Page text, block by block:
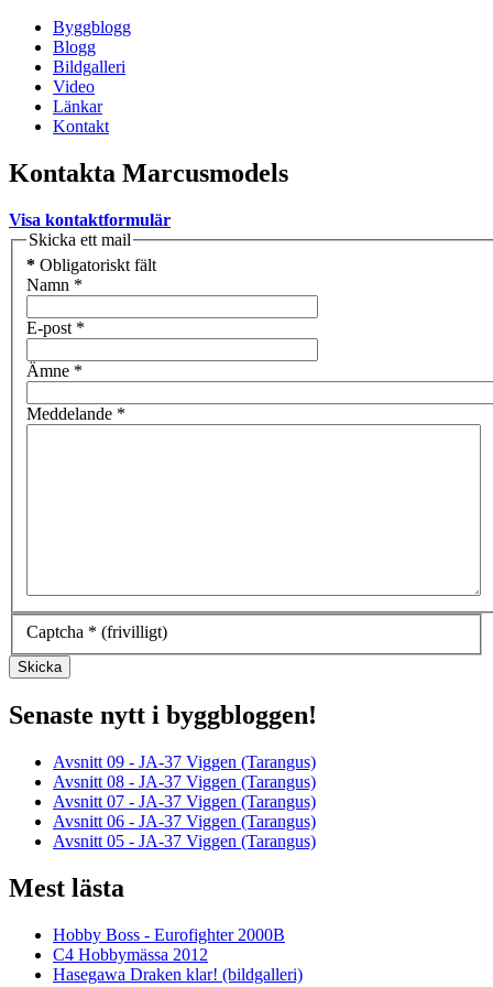
Byggblogg
Blogg
Bildgalleri
Video
Länkar
Kontakt
Kontakta Marcusmodels
Visa kontaktformulär
Skicka ett mail
* Obligatoriskt fält
Namn *
E-post*
Ämne *
Meddelande *
Captcha * (frivilligt)
Skicka
Senaste nytt i byggbloggen!
Avsnitt 09 - JA-37 Viggen (Tarangus)
Avsnitt 08 - JA-37 Viggen (Tarangus)
Avsnitt 07 - JA-37 Viggen (Tarangus)
Avsnitt 06 - JA-37 Viggen (Tarangus)
Avsnitt 05 - JA-37 Viggen (Tarangus)
Mest lästa
Hobby Boss - Eurofighter 2000B
C4 Hobbymässa 2012
Hasegawa Draken klar! (bildgalleri)